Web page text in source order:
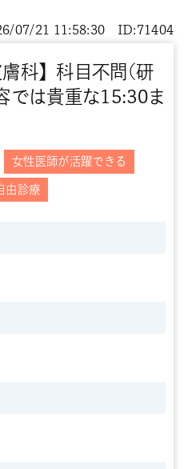
科】科目不問(研
では貴重な15:30ま
07/21 11:58:30 ID:71404
女性医師が活躍できる
由診療